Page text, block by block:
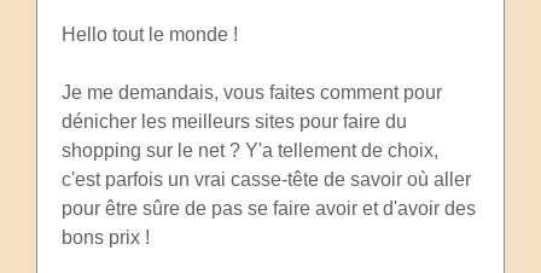
Hello tout le monde !
Je me demandais, vous faites comment pour
dénicher les meilleurs sites pour faire du
shopping sur le net ? Y'a tellement de choix,
c'est parfois un vrai casse-tête de savoir où aller
pour être sûre de pas se faire avoir et d'avoir des
bons prix !